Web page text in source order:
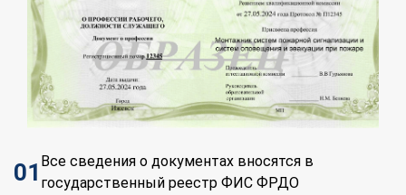
01 Все сведения о документах вносятся в
государственный реестр ФИС ФРДО